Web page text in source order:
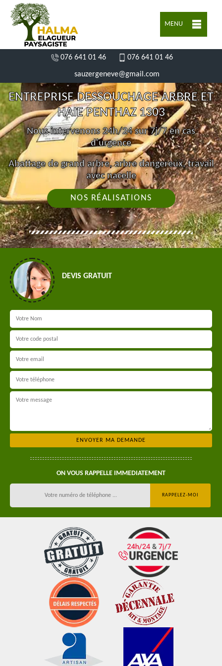
MENU
076 641 01 46 076 641 01 46
sauzergeneve@gmail.com
ENTREPRISE DESSOUCHAGE ARBRE ET
HAIE PENTHAZ 1303
Nous intervenons 24h/24 sur 7j/7 en cas
d'urgence
Abattage de grand arbre, arbre dangereux, travail
avec nacelle
NOS RÉALISATIONS
DEVIS GRATUIT
ON VOUS RAPPELLE IMMEDIATEMENT